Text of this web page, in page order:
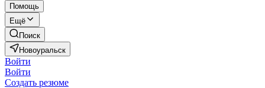
Помощь
Ещё
Поиск
Новоуральск
Войти
Войти
Создать резюме